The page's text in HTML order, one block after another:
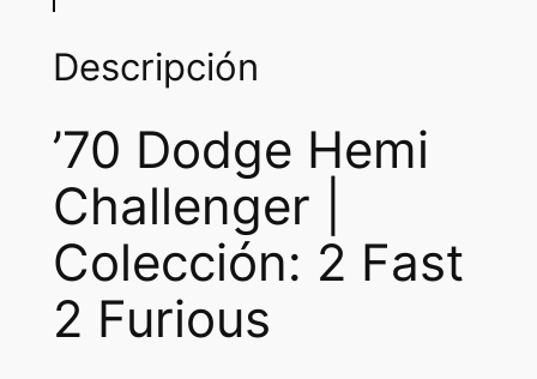
Descripción
’70 Dodge Hemi
Challenger |
Colección: 2 Fast
2 Furious